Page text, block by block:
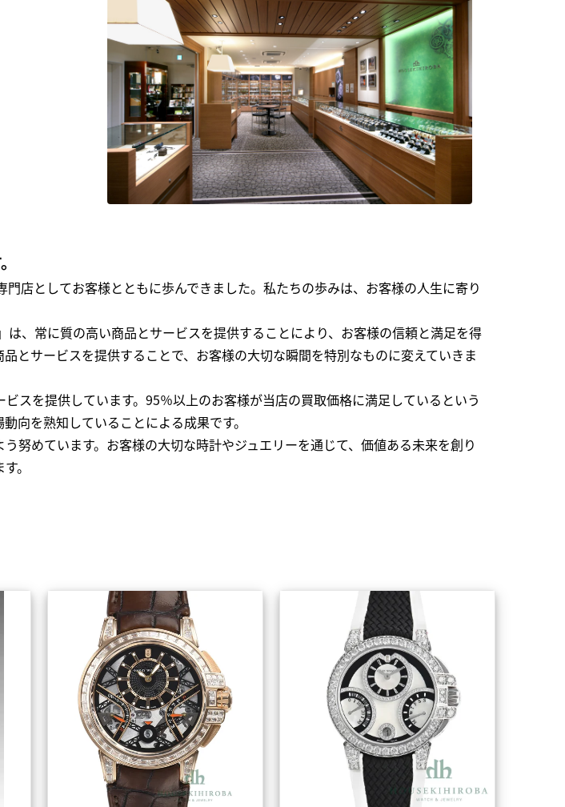
店としてお客様とともに歩んできました。私たちの歩みは、お客様の人生に寄り
、常に質の高い商品とサービスを提供することにより、お客様の信頼と満足を得
とサービスを提供することで、お客様の大切な瞬間を特別なものに変えていきま
スを提供しています。95％以上のお客様が当店の買取価格に満足しているという
向を熟知していることによる成果です。
努めています。お客様の大切な時計やジュエリーを通じて、価値ある未来を創り
。